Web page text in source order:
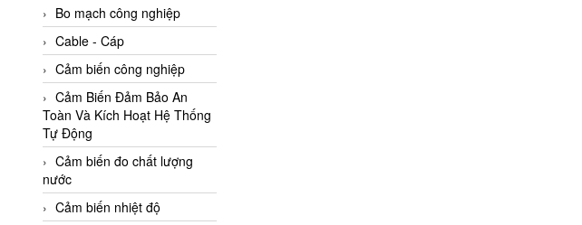
AIKOH
AINUO Vietnam
AIR MAJOR
Aira Euro Automation
Airtac Vietnam
Airtec Vietnam
AI-Tek Vietnam
Akerstroms Viet Nam
Bo mạch công nghiệp
Cable - Cáp
Cảm biến công nghiệp
Cảm Biến Đảm Bảo An
Toàn Và Kích Hoạt Hệ Thống
Tự Động
Cảm biến đo chất lượng
nước
Cảm biến nhiệt độ